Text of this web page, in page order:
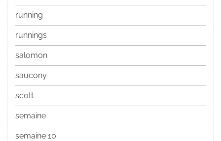
running
runnings
salomon
saucony
scott
semaine
semaine 10